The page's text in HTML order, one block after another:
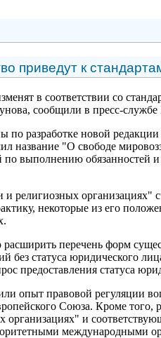
приведут к
в соответствии со
сообщили в пресс-
по разработке новой
название "О свободе
по выполнению
организациях"
некоторые из его
перечень форм
без статуса юридического
предоставления статуса
правовой регуляции
Союза. Кроме того,
и
международными